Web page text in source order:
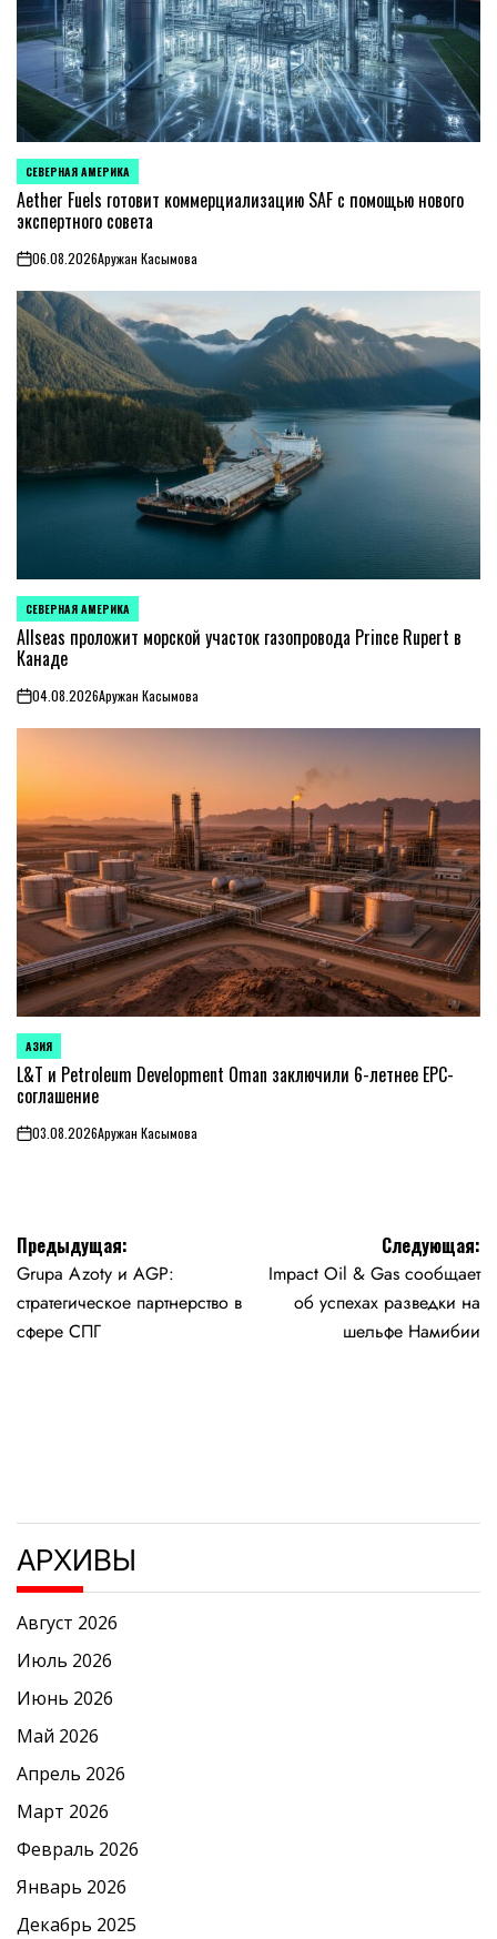
ОПУБЛИКОВАНО
В
СЕВЕРНАЯ АМЕРИКА
Aether Fuels готовит коммерциализацию SAF с помощью нового
экспертного совета
on06.08.2026Аружан Касымова
ОПУБЛИКОВАНО
В
СЕВЕРНАЯ АМЕРИКА
Allseas проложит морской участок газопровода Prince Rupert в
Канаде
on04.08.2026Аружан Касымова
ОПУБЛИКОВАНО
В
АЗИЯ
L&T и Petroleum Development Oman заключили 6-летнее EPC-
соглашение
on03.08.2026Аружан Касымова
Навигация
по
записям
Предыдущая:
Grupa Azoty и AGP:
стратегическое партнерство в
сфере СПГ
Следующая:
Impact Oil & Gas сообщает
об успехах разведки на
шельфе Намибии
АРХИВЫ
Август 2026
Июль 2026
Июнь 2026
Май 2026
Апрель 2026
Март 2026
Февраль 2026
Январь 2026
Декабрь 2025